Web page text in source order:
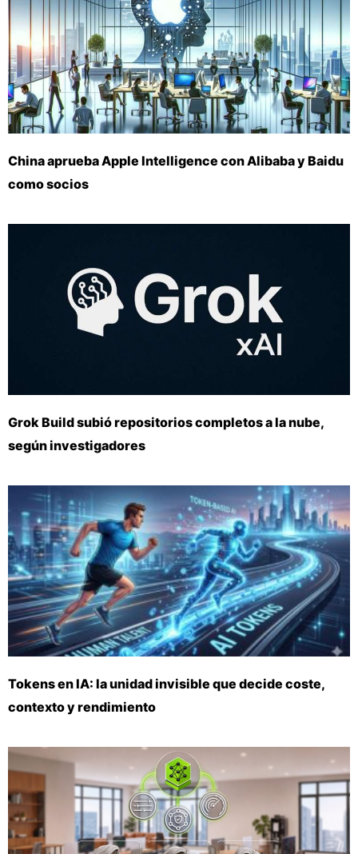
China aprueba Apple Intelligence con Alibaba y Baidu
como socios
Grok Build subió repositorios completos a la nube,
según investigadores
Tokens en IA: la unidad invisible que decide coste,
contexto y rendimiento